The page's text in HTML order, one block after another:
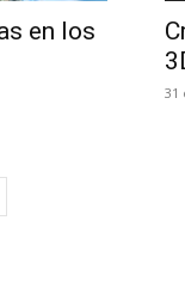
en los
31